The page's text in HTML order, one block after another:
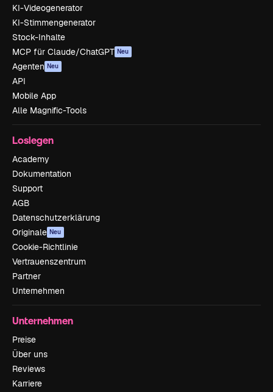
KI-Videogenerator
KI-Stimmengenerator
Stock-Inhalte
MCP für Claude/ChatGPT Neu
Agenten Neu
API
Mobile App
Alle Magnific-Tools
Loslegen
Academy
Dokumentation
Support
AGB
Datenschutzerklärung
Originale Neu
Cookie-Richtlinie
Vertrauenszentrum
Partner
Unternehmen
Unternehmen
Preise
Über uns
Reviews
Karriere